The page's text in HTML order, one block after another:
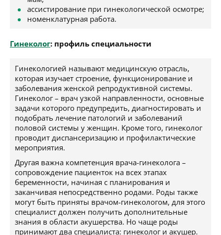
ассистирование при гинекологической осмотре;
номенклатурная работа.
Гинеколог: профиль специальности
Гинекологией называют медицинскую отрасль,
которая изучает строение, функционирование и
заболевания женской репродуктивной системы.
Гинеколог – врач узкой направленности, основные
задачи которого предупредить, диагностировать и
подобрать лечение патологий и заболеваний
половой системы у женщин. Кроме того, гинеколог
проводит диспансеризацию и профилактические
мероприятия.
Другая важна компетенция врача-гинеколога –
сопровождение пациенток на всех этапах
беременности, начиная с планирования и
заканчивая непосредственно родами. Роды также
могут быть приняты врачом-гинекологом, для этого
специалист должен получить дополнительные
знания в области акушерства. Но чаще роды
принимают два специалиста: гинеколог и акушер.